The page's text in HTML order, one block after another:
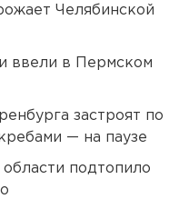
Челябинской
ввели в Пермском
застроят по
— на паузе
подтопило